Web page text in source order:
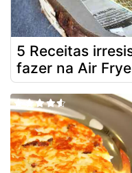
5 Receitas
fazer na Air